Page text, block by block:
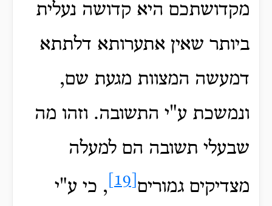
מקדושתכם היא קדושה נעלית
ביותר שאין אתערותא דלתתא
דמעשה המצוות מגעת שם,
ונמשכת ע"י התשובה. וזהו מה
שבעלי תשובה הם למעלה
מצדיקים גמורים
, כי ע"י